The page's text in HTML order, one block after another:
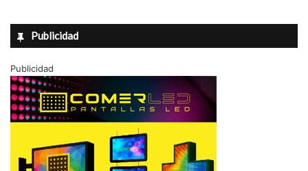
Publicidad
Publicidad